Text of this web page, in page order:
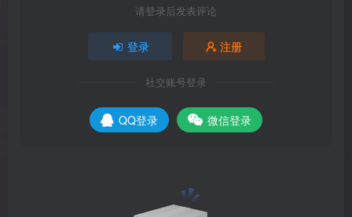
请登录后发表评论
登录 注册
社交账号登录
QQ登录 微信登录